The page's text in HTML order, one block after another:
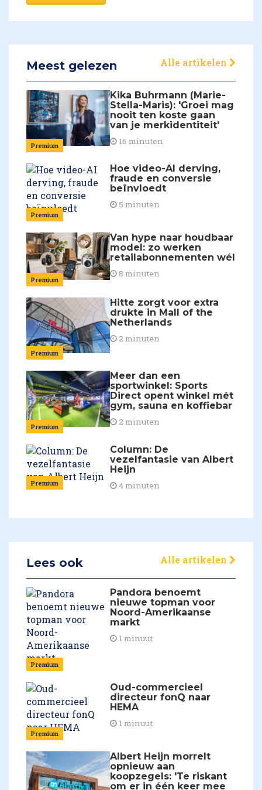
Meest gelezen Alle artikelen
Premium
Kika Buhrmann (Marie-
Stella-Maris): 'Groei mag
nooit ten koste gaan
van je merkidentiteit'
16 minuten
Premium
Hoe video-AI derving,
fraude en conversie
beïnvloedt
5 minuten
Premium
Van hype naar houdbaar
model: zo werken
retailabonnementen wél
8 minuten
Premium
Hitte zorgt voor extra
drukte in Mall of the
Netherlands
2 minuten
Premium
Meer dan een
sportwinkel: Sports
Direct opent winkel mét
gym, sauna en koffiebar
2 minuten
Premium
Column: De
vezelfantasie van Albert
Heijn
4 minuten
Lees ook Alle artikelen
Premium
Pandora benoemt
nieuwe topman voor
Noord-Amerikaanse
markt
1 minuut
Premium
Oud-commercieel
directeur fonQ naar
HEMA
1 minuut
Albert Heijn morrelt
opnieuw aan
koopzegels: 'Te riskant
om er in één keer mee